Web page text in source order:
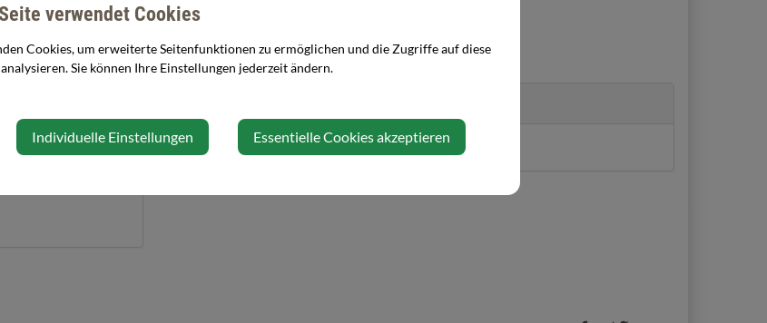
Bühne Aschbach
verwendet Cookies
Cookies, um erweiterte Seitenfunktionen zu ermöglichen und die Zugriffe auf diese
Sie können Ihre Einstellungen jederzeit ändern.
Individuelle Einstellungen Essentielle Cookies akzeptieren